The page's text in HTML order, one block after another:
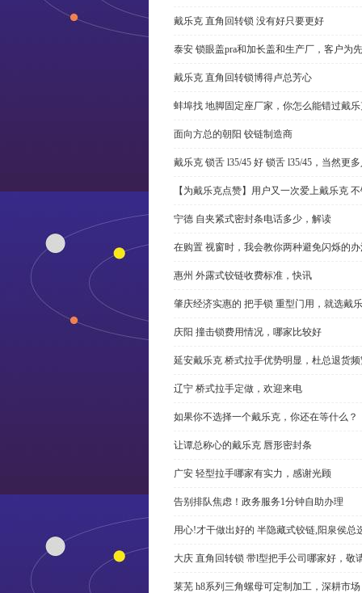
戴乐克 直角回转锁 没有好只要更好
泰安 锁眼盖pra和加长盖和生产厂，客户为先
戴乐克 直角回转锁博得卢总芳心
蚌埠找 地脚固定座厂家，你怎么能错过戴
面向方总的朝阳 铰链制造商
戴乐克 锁舌 l35/45 好 锁舌 l35/45，当然更
【为戴乐克点赞】用户又一次爱上戴乐克
宁德 自夹紧式密封条电话多少，解读
在购置 视窗时，我会教你两种避免闪烁的
惠州 外露式铰链收费标准，快讯
肇庆经济实惠的 把手锁 重型门用，就选戴
庆阳 撞击锁费用情况，哪家比较好
延安戴乐克 桥式拉手优势明显，杜总退货
辽宁 桥式拉手定做，欢迎来电
如果你不选择一个戴乐克，你还在等什么？
让谭总称心的戴乐克 唇形密封条
广安 轻型拉手哪家有实力，感谢光顾
告别排队焦虑！政务服务1分钟自助办理
用心!才干做出好的 半隐藏式铰链,阳泉侯总
大庆 直角回转锁 带l型把手公司哪家好，敬
莱芜 h8系列三角螺母可定制加工，深耕市场